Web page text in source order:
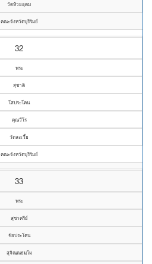
วัดห้วยอุดม
คณะจังหวัดบุรีรัมย์
32
พระ
สุชาติ
โสประโคน
คุณวีโร
วัดละเวี้ย
คณะจังหวัดบุรีรัมย์
33
พระ
สุชาครีย์
ชัยประโคน
สุจิณฺณธมฺโม